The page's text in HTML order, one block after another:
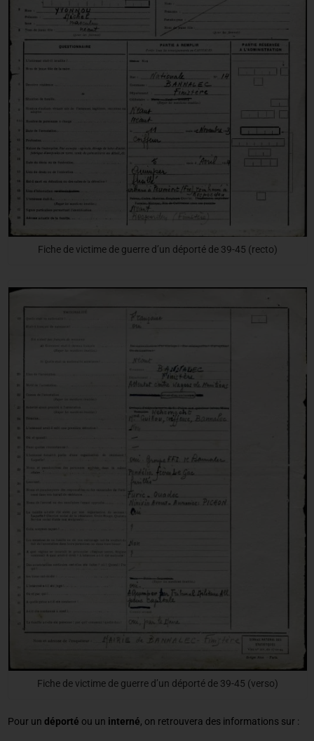
Fiche de victime de guerre d’un déporté de 39-45 (recto)
Fiche de victime de guerre d’un déporté de 39-45 (verso)
Pour un déporté ou un interné, on retrouvera des informations sur :